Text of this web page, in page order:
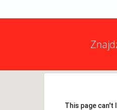
This page can't